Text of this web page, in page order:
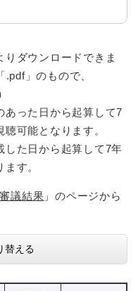
ダウンロードできま
」のもので、
あった日から起算して7
可能となります。
した日から起算して7年
す。
議結果 」のページから
替える